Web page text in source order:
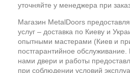
уточняйте у менеджера при
Магазин MetalDoors
услуг – доставка по Киеву и
опытными мастерами (Киев и
постгарантийное
нами двери и работы
при соблюдении условий